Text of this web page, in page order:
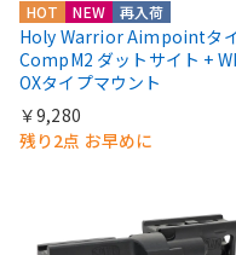
HOT NEW 再入荷
Holy Warrior Aimpointタ
CompM2 ダットサイト +
OXタイプマウント
￥9,280
残り2点 お早めに